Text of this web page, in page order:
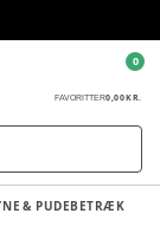
FAVORITTER0,00 KR.
0
& PUDEBETRÆK